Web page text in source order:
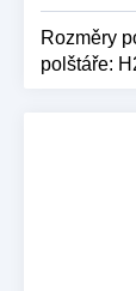
Rozměry
polštáře: